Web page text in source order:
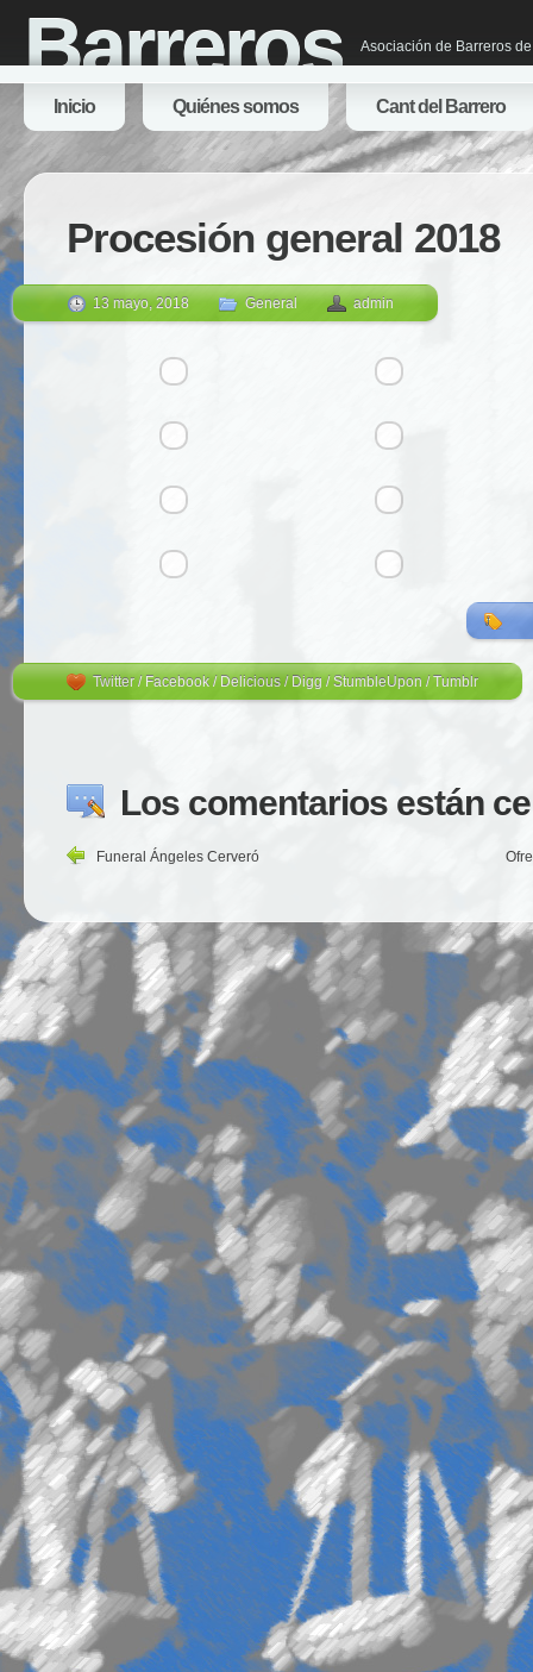
Barreros Asociación de Barreros
Inicio Quiénes somos Cant del Barrero
Procesión general 2018
13 mayo, 2018 General admin
Twitter / Facebook /Delicious / Digg /StumbleUpon /Tumblr
Los comentarios están
Funeral Ángeles Cerveró